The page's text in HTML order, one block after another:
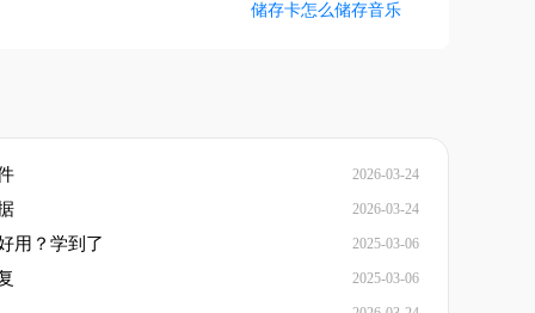
储存卡怎么储存音乐
2026-03-24
2026-03-24
用？学到了 2025-03-06
2025-03-06